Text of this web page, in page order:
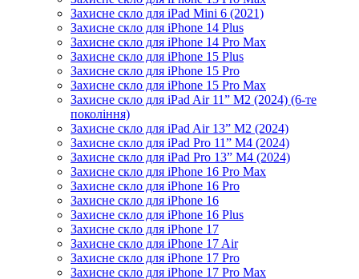
Захисне скло для iPad Mini 6 (2021)
Захисне скло для iPhone 14 Plus
Захисне скло для iPhone 14 Pro Max
Захисне скло для iPhone 15 Plus
Захисне скло для iPhone 15 Pro
Захисне скло для iPhone 15 Pro Max
Захисне скло для iPad Air 11” M2 (2024) (6-те
покоління)
Захисне скло для iPad Air 13” M2 (2024)
Захисне скло для iPad Pro 11” M4 (2024)
Захисне скло для iPad Pro 13” M4 (2024)
Захисне скло для iPhone 16 Pro Max
Захисне скло для iPhone 16 Pro
Захисне скло для iPhone 16
Захисне скло для iPhone 16 Plus
Захисне скло для iPhone 17
Захисне скло для iPhone 17 Air
Захисне скло для iPhone 17 Pro
Захисне скло для iPhone 17 Pro Max